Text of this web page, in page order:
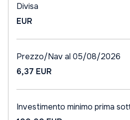
Divisa
EUR
Prezzo/Nav al 05/08/2026
6,37 EUR
Investimento minimo prima